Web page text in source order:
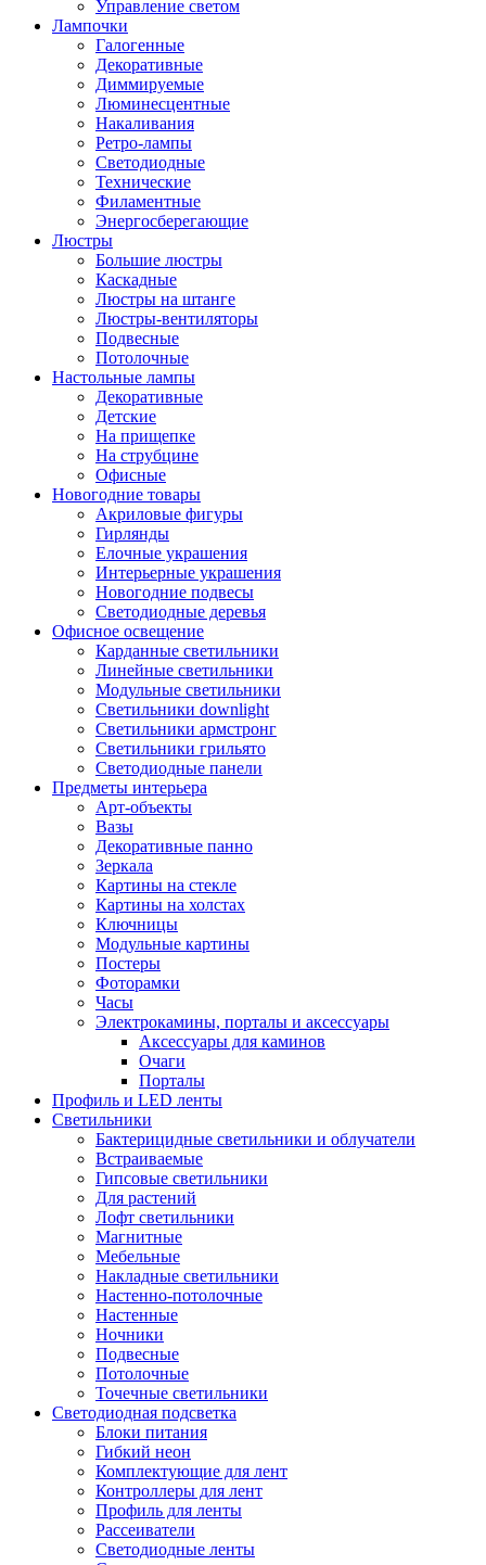
Управление светом
Лампочки
Галогенные
Декоративные
Диммируемые
Люминесцентные
Накаливания
Ретро-лампы
Светодиодные
Технические
Филаментные
Энергосберегающие
Люстры
Большие люстры
Каскадные
Люстры на штанге
Люстры-вентиляторы
Подвесные
Потолочные
Настольные лампы
Декоративные
Детские
На прищепке
На струбцине
Офисные
Новогодние товары
Акриловые фигуры
Гирлянды
Елочные украшения
Интерьерные украшения
Новогодние подвесы
Светодиодные деревья
Офисное освещение
Карданные светильники
Линейные светильники
Модульные светильники
Светильники downlight
Светильники армстронг
Светильники грильято
Светодиодные панели
Предметы интерьера
Арт-объекты
Вазы
Декоративные панно
Зеркала
Картины на стекле
Картины на холстах
Ключницы
Модульные картины
Постеры
Фоторамки
Часы
Электрокамины, порталы и аксессуары
Аксессуары для каминов
Очаги
Порталы
Профиль и LED ленты
Светильники
Бактерицидные светильники и облучатели
Встраиваемые
Гипсовые светильники
Для растений
Лофт светильники
Магнитные
Мебельные
Накладные светильники
Настенно-потолочные
Настенные
Ночники
Подвесные
Потолочные
Точечные светильники
Светодиодная подсветка
Блоки питания
Гибкий неон
Комплектующие для лент
Контроллеры для лент
Профиль для ленты
Рассеиватели
Светодиодные ленты